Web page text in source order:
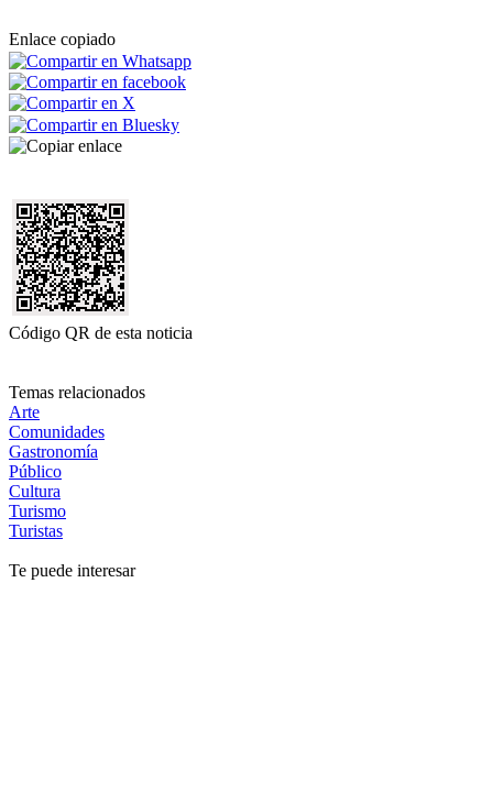
Enlace copiado
Código QR de esta noticia
Temas relacionados
Arte
Comunidades
Gastronomía
Público
Cultura
Turismo
Turistas
Te puede interesar